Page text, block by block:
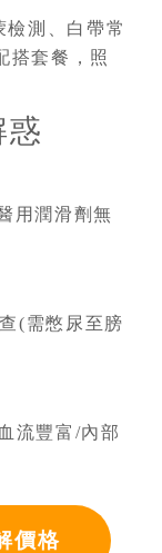
測、白帶常
搭套餐，照
惑
用潤滑劑無
(需憋尿至膀
流豐富/內部
價格